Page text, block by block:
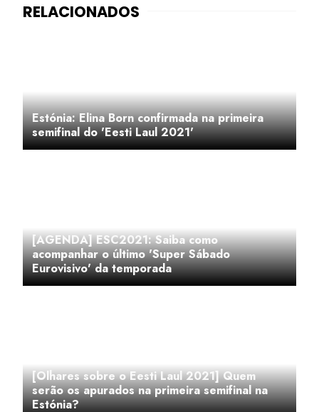
Estónia: Elina Born confirmada na primeira
semifinal do 'Eesti Laul 2021'
[AGENDA] ESC2021: Saiba como
acompanhar o último 'Super Sábado
Eurovisivo' da temporada
[Olhares sobre o Eesti Laul 2021] Quem
serão os apurados na primeira semifinal na
Estónia?